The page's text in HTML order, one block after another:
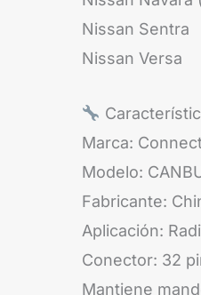
Nissan Sentra
Nissan Versa
Marca:
Modelo:
Fabricante:
Aplicación:
Conector: 32
Mantiene